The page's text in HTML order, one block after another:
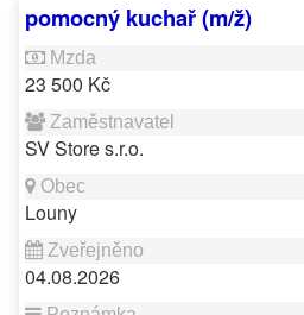
pomocný kuchař (m/ž)
23 500 Kč
SV Store s.r.o.
Louny
04.08.2026